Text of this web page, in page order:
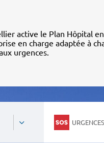
active le Plan Hôpital
en charge adaptée à
urgences.
URGENCES